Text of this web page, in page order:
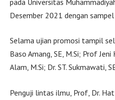
Desember 2021 dengan
Selama ujian promosi tampil
Baso Amang, SE, M.Si; Prof Jeni
Alam, M.Si; Dr. ST. Sukmawati,
Penguji lintas ilmu, Prof, Dr.